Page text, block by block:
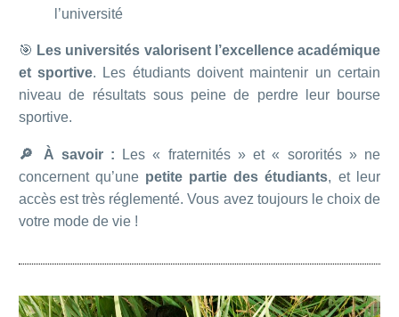
l’université
🎯 Les universités valorisent l’excellence académique
et sportive. Les étudiants doivent maintenir un certain
niveau de résultats sous peine de perdre leur bourse
sportive.
🔎 À savoir : Les « fraternités » et « sororités » ne
concernent qu’une petite partie des étudiants, et leur
accès est très réglementé. Vous avez toujours le choix de
votre mode de vie !